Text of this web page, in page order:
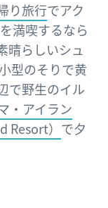
り旅行でアク
満喫するなら
晴らしいシュ
型のそりで黄
で野生のイル
・アイラン
Resort） で夕